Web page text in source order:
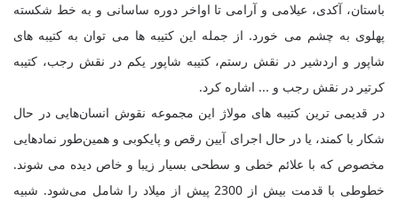
باستان، آکدی، عیلامی و آرامی تا اواخر دوره ساسانی و به خط شکسته
پهلوی به چشم می خورد. از جمله این کتیبه ها می توان به کتیبه های
شاپور و اردشیر در نقش رستم، کتیبه شاپور یکم در نقش رجب، کتیبه
کرتیر در نقش رجب و ... اشاره کرد.
در قدیمی ترین کتیبه های مولاژ این مجموعه نقوش انسان‌هایی در حال
شکار با کمند، یا در حال اجرای آیین رقص و پایکوبی و همین‌طور نمادهایی
مخصوص که با علائم خطی و سطحی بسیار زیبا و خاص دیده می شوند.
خطوطی با قدمت بیش از 2300 پیش از میلاد را شامل می‌شود. شبیه